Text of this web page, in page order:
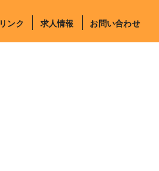
リンク 求人情報 お問い合わせ